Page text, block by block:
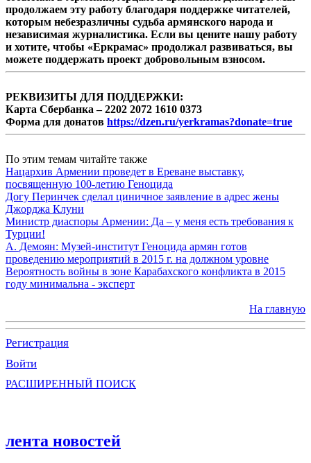
продолжаем эту работу благодаря поддержке читателей,
которым небезразличны судьба армянского народа и
независимая журналистика. Если вы цените нашу работу
и хотите, чтобы «Еркрамас» продолжал развиваться, вы
можете поддержать проект добровольным взносом.
РЕКВИЗИТЫ ДЛЯ ПОДДЕРЖКИ:
Карта Сбербанка – 2202 2072 1610 0373
Форма для донатов https://dzen.ru/yerkramas?donate=true
По этим темам читайте также
Нацархив Армении проведет в Ереване выставку,
посвященную 100-летию Геноцида
Догу Перинчек сделал циничное заявление в адрес жены
Джорджа Клуни
Министр диаспоры Армении: Да – у меня есть требования к
Турции!
А. Демоян: Музей-институт Геноцида армян готов
проведению мероприятий в 2015 г. на должном уровне
Вероятность войны в зоне Карабахского конфликта в 2015
году минимальна - эксперт
На главную
Регистрация
Войти
РАСШИРЕННЫЙ ПОИСК
лента новостей